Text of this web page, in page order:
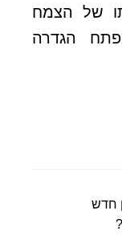
של הצמח
הגדרה